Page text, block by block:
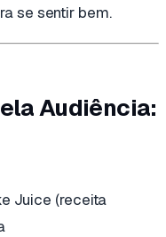
se sentir bem.
Audiência:
Juice (receita